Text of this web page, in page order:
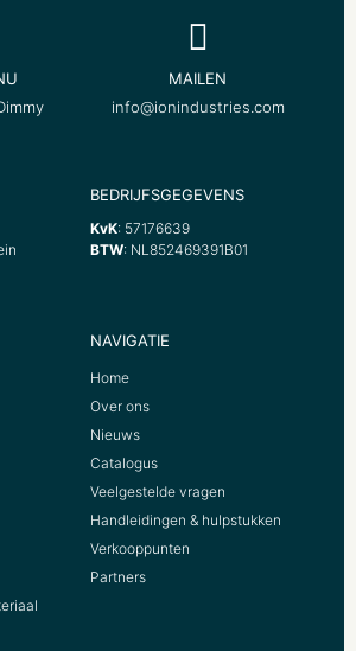
BEDRIJFSGEGEVENS
KvK: 57176639
BTW: NL852469391B01
MAILEN
info@ionindustries.com
NAVIGATIE
Home
Over ons
Nieuws
Catalogus
Veelgestelde vragen
Handleidingen & hulpstukken
Verkooppunten
Partners